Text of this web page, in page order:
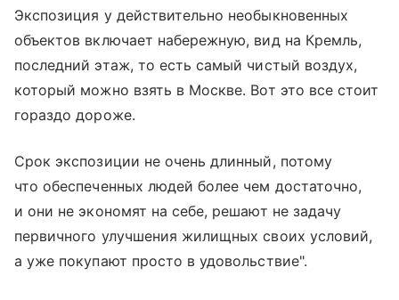
Экспозиция у действительно необыкновенных
объектов включает набережную, вид на Кремль,
последний этаж, то есть самый чистый воздух,
который можно взять в Москве. Вот это все стоит
гораздо дороже.
Срок экспозиции не очень длинный, потому
что обеспеченных людей более чем достаточно,
и они не экономят на себе, решают не задачу
первичного улучшения жилищных своих условий,
а уже покупают просто в удовольствие".